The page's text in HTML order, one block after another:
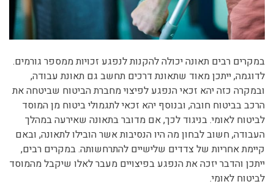
במקרים רבים תאונה יכולה להקנות לנפגע זכויות ממספר גורמים.
לדוגמה, ייתכן מאוד שתאונת דרכים תחשב גם תאונת עבודה,
ובמקרה כזה יהא זכאי הנפגע לפיצוי מחברת הביטוח שביטחה את
הרכב בביטוח חובה, ובנוסף יהא זכאי לתגמולי ביטוח מן המוסד
לביטוח לאומי. בניגוד לכך, אם מדובר בתאונה שאירעה במהלך
העבודה, חשוב לבחון מה היו הנסיבות אשר הובילו לתאונה, ובאם
קיימת אחריות של צדדים שלישיים להתרחשותה. במקרים רבים,
ייתכן והדבר יזכה את הנפגע בפיצויים מעבר לאלו שיקבל מהמוסד
לביטוח לאומי.